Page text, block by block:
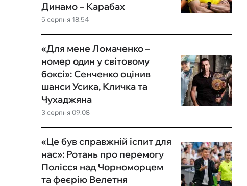
5 серпня 18:54
Динамо – Карабах
3 серпня 09:08
«Для мене Ломаченко –
номер один у світовому
боксі»: Сенченко оцінив
шанси Усика, Кличка та
Чухаджяна
«Це був справжній іспит для
нас»: Ротань про перемогу
Полісся над Чорноморцем
та феєрію Велетня